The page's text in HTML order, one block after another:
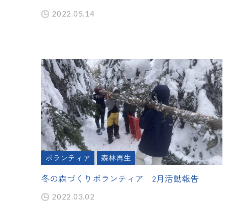
2022.05.14
ボランティア 森林再生
冬の森づくりボランティア 2月活動報告
2022.03.02